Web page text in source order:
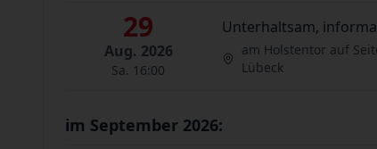
29
Aug. 2026
Sa. 16:00
Unterhaltsam,
am Holstentor auf
Lübeck
im September 2026: